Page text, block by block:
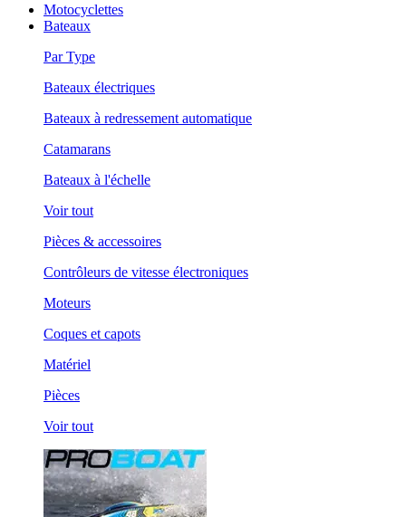
Motocyclettes
Bateaux
Par Type
Bateaux électriques
Bateaux à redressement automatique
Catamarans
Bateaux à l'échelle
Voir tout
Pièces & accessoires
Contrôleurs de vitesse électroniques
Moteurs
Coques et capots
Matériel
Pièces
Voir tout